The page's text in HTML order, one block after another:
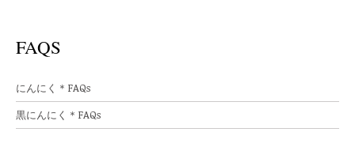
FAQS
にんにく＊FAQs
黒にんにく＊FAQs